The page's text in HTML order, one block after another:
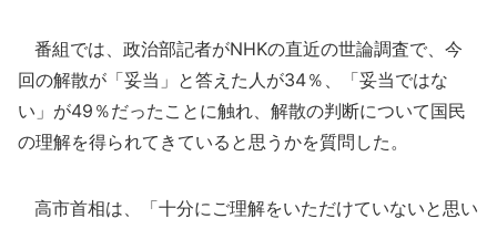
番組では、政治部記者がNHKの直近の世論調査で、今
回の解散が「妥当」と答えた人が34％、「妥当ではな
い」が49％だったことに触れ、解散の判断について国民
の理解を得られてきていると思うかを質問した。
高市首相は、「十分にご理解をいただけていないと思い